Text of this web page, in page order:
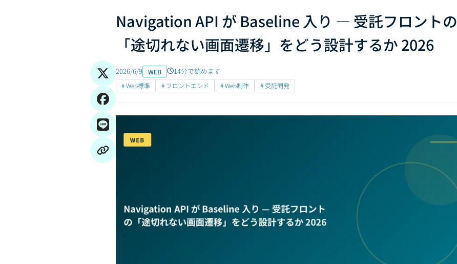
Navigation API が Baseline 入り — 受託フロントの
「途切れない画面遷移」をどう設計するか 2026
2026/6/9 WEB 14分で読めます
# Web標準 # フロントエンド # Web制作 # 受託開発